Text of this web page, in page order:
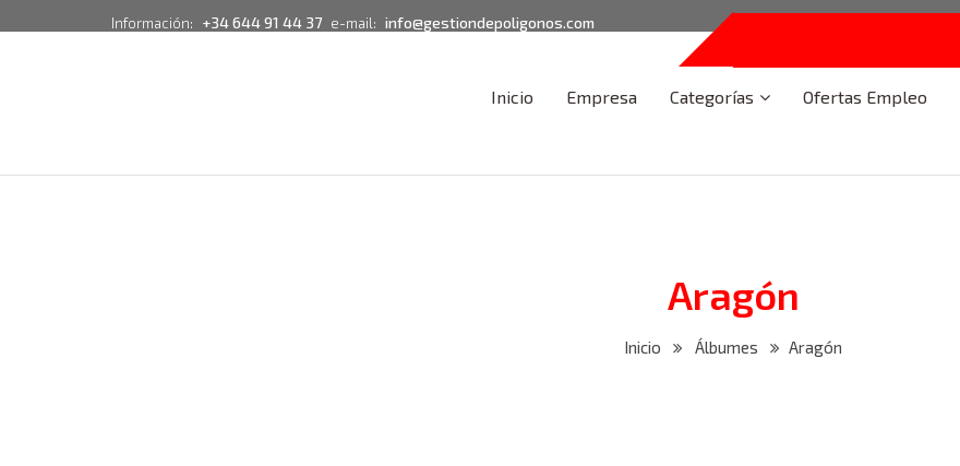
Información: +34 644 91 44 37 e-mail: info@gestiondepoligonos.com
Inicio Empresa Categorías Ofertas Empleo
Aragón
Inicio Álbumes Aragón